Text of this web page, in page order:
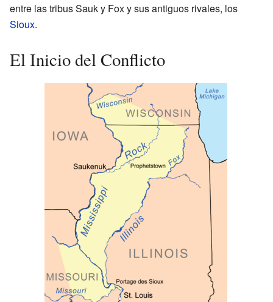
entre las tribus Sauk y Fox y sus antiguos rivales, los
Sioux.
El Inicio del Conflicto